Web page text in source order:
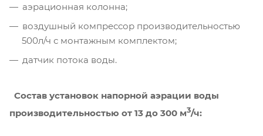
аэрационная колонна;
воздушный компрессор производительностью
500л/ч с монтажным комплектом;
датчик потока воды.
Состав установок напорной аэрации воды
производительностью от 13 до 300 м3/ч: